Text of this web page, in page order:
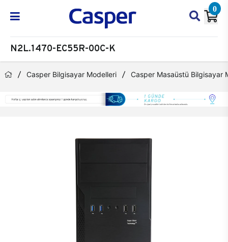
0
N2L.1470-EC55R-00C-K
Casper Bilgisayar Modelleri Casper Masaüstü Bilgisayar